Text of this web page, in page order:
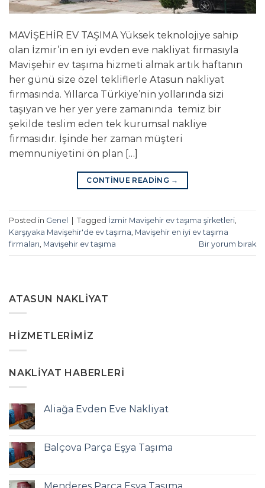
MAVİŞEHİR EV TAŞIMA Yüksek teknolojiye sahip
olan İzmir’in en iyi evden eve nakliyat firmasıyla
Mavişehir ev taşıma hizmeti almak artık haftanın
her günü size özel tekliflerle Atasun nakliyat
firmasında. Yıllarca Türkiye’nin yollarında sizi
taşıyan ve her yer yere zamanında temiz bir
şekilde teslim eden tek kurumsal nakliye
firmasıdır. İşinde her zaman müşteri
memnuniyetini ön plan […]
CONTINUE READING →
Posted in Genel Tagged İzmir Mavişehir ev taşıma şirketleri,
Karşıyaka Mavişehir'de ev taşıma, Mavişehir en iyi ev taşıma
firmaları, Mavişehir ev taşıma Bir yorum bırak
ATASUN NAKLIYAT
HIZMETLERIMIZ
NAKLIYAT HABERLERI
Aliağa Evden Eve Nakliyat
Balçova Parça Eşya Taşıma